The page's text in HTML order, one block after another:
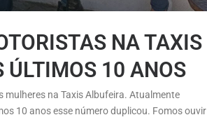
NA TAXIS
ÚLTIMOS 10 ANOS
na Taxis Albufeira. Atualmente
10 anos esse número duplicou. Fomos ouvir